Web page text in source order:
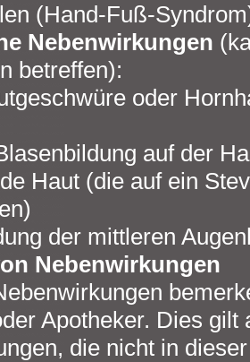
(Hand-Fuß-
Nebenwirkungen
betreffen):
oder
auf der
Haut (die auf ein
der mittleren
Nebenwirkungen
Apotheker. Dies gilt
die nicht in